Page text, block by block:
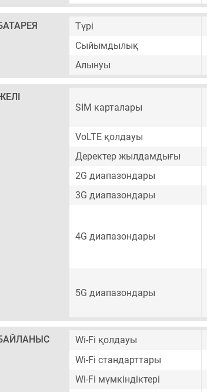
Түрі
Сыйымдылық
Алынуы
SIM карталары
VoLTE қолдауы
Деректер жылдамдығы
2G диапазондары
3G диапазондары
4G диапазондары
5G диапазондары
Wi-Fi қолдауы
Wi-Fi стандарттары
Wi-Fi мүмкіндіктері